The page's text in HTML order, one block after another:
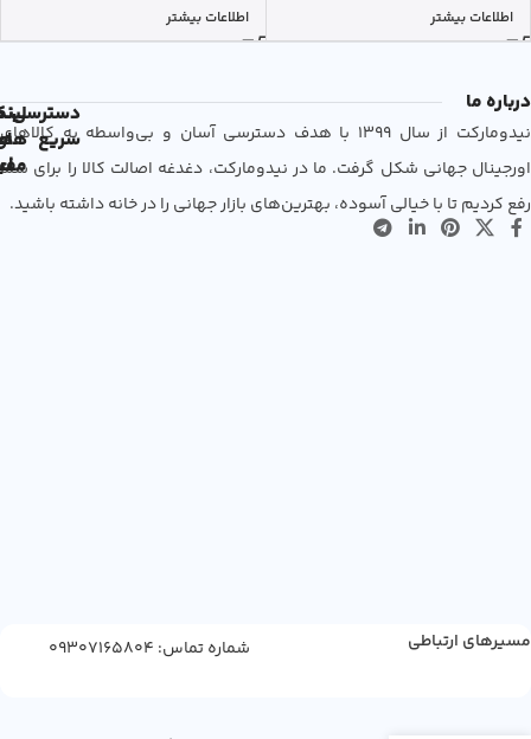
اطلاعات بیشتر اطلاعات بیشتر
درباره ما
نیدومارکت از سال 1399 با هدف دسترسی آسان و بی‌واسطه به کالاهای
اورجینال جهانی شکل گرفت. ما در نیدومارکت، دغدغه اصالت کالا را برای شما
رفع کردیم تا با خیالی آسوده، بهترین‌های بازار جهانی را در خانه داشته باشید.
دسترسی
سریع
مسیرهای ارتباطی شماره تماس: 09307165804